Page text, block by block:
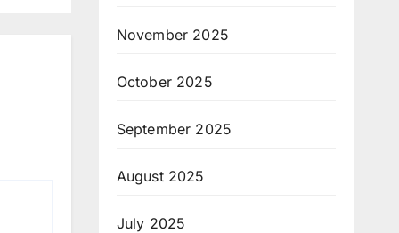
November 2025
October 2025
September 2025
August 2025
July 2025